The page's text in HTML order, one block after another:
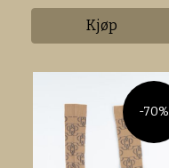
Kjøp
-70%